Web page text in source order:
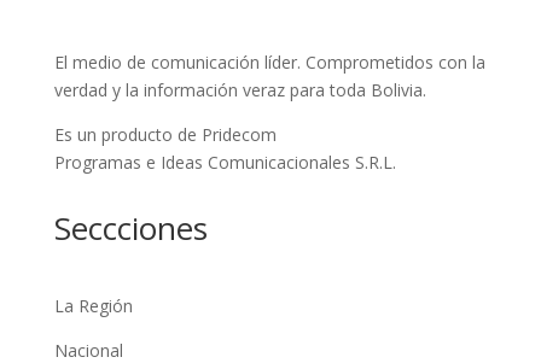
El medio de comunicación líder. Comprometidos con la
verdad y la información veraz para toda Bolivia.
Es un producto de Pridecom
Programas e Ideas Comunicacionales S.R.L.
Seccciones
La Región
Nacional